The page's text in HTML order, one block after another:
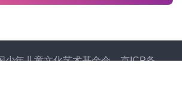
少年儿童文化艺术基金会京ICP备